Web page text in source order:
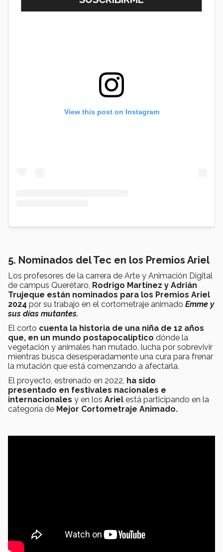
View this post on Instagram
5. Nominados del Tec en los Premios Ariel
Los profesores de la carrera de Arte y Animación Digital
de campus Querétaro, Rodrigo Martínez y Adrián
Trujeque están nominados para los Premios Ariel
2024 por su trabajo en el cortometraje animado Emme y
sus días mutantes.
El corto cuenta la historia de una niña de 12 años
que, en un mundo postapocalíptico dónde la
vegetación y animales han mutado, lucha por sobrevivir
mientras busca desesperadamente una cura para frenar
la mutación que está comenzando a afectarla.
El proyecto, estrenado en 2022, ha sido
presentado en festivales nacionales e
internacionales y en los Ariel está participando en la
categoría de Mejor Cortometraje Animado.